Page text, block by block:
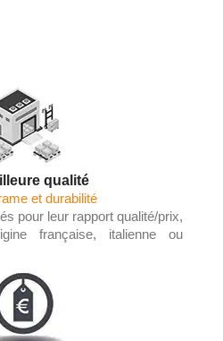
qualité
et durabilité
pour leur rapport qualité/prix,
française, italienne ou